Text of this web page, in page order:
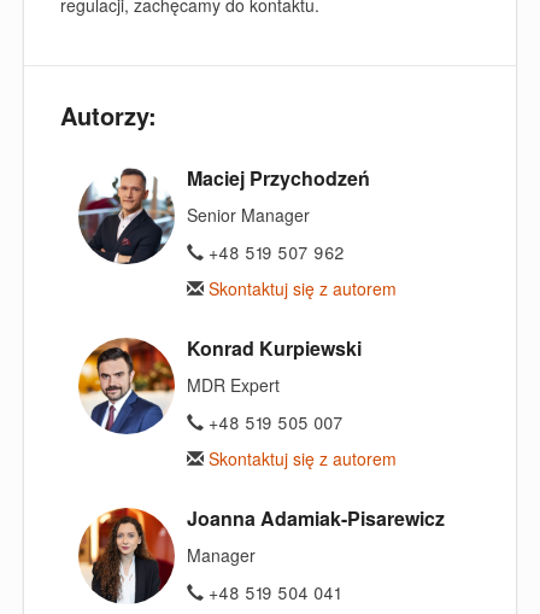
Autorzy:
Maciej Przychodzeń
Senior Manager
+48 519 507 962
Skontaktuj się z autorem
Konrad Kurpiewski
MDR Expert
+48 519 505 007
Skontaktuj się z autorem
Joanna Adamiak-Pisarewicz
Manager
+48 519 504 041